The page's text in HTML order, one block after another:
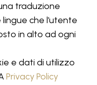
traduzione
che l’utente
in alto ad ogni
e dati di utilizzo
Privacy Policy